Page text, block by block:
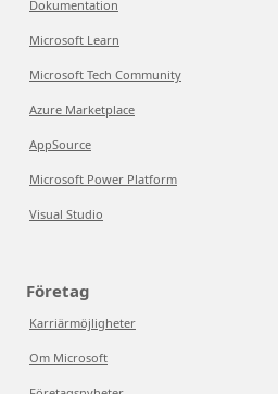
Dokumentation
Microsoft Learn
Microsoft Tech Community
Azure Marketplace
AppSource
Microsoft Power Platform
Visual Studio
Företag
Karriärmöjligheter
Om Microsoft